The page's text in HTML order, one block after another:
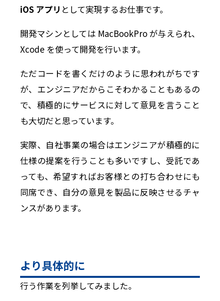
iOS アプリ として実現するお仕事です。
開発マシンとしては MacBookPro が与えられ、
Xcode を使って開発を行います。
ただコードを書くだけのように思われがちです
が、エンジニアだからこそわかることもあるの
で、積極的にサービスに対して意見を言うこと
も大切だと思っています。
実際、自社事業の場合はエンジニアが積極的に
仕様の提案を行うことも多いですし、受託であ
っても、希望すればお客様との打ち合わせにも
同席でき、自分の意見を製品に反映させるチャ
ンスがあります。
より具体的に
行う作業を列挙してみました。